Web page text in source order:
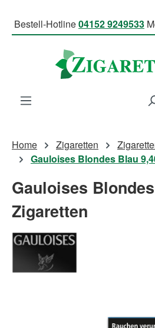
Bestell-Hotline04152 9249533
Home Zigaretten
Gauloises Blondes Blau
Gauloises
Zigaretten